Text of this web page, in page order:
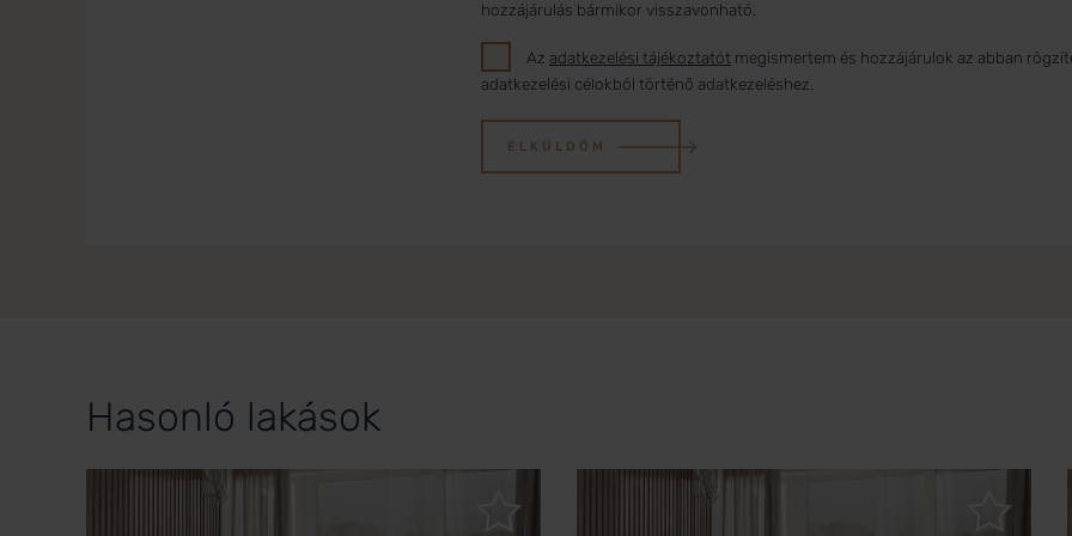
hozzájárulás bármikor visszavonható.
Az adatkezelési tájékoztatót megismertem és hozzájárulok az abban
adatkezelési célokból történő adatkezeléshez.
ELKÜLDÖM
Hasonló lakások